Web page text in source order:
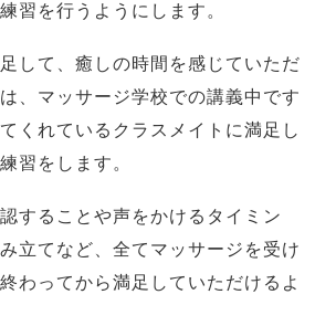
習を行うようにします。
して、癒しの時間を感じていただ
、マッサージ学校での講義中です
くれているクラスメイトに満足し
習をします。
することや声をかけるタイミン
立てなど、全てマッサージを受け
わってから満足していただけるよ